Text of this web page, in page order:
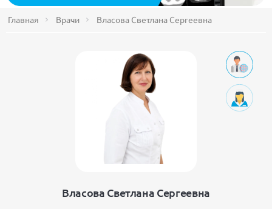
Главная Врачи Власова Светлана Сергеевна
Власова Светлана Сергеевна